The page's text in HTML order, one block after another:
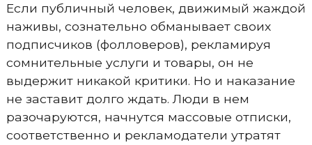
Если публичный человек, движимый жаждой
наживы, сознательно обманывает своих
подписчиков (фолловеров), рекламируя
сомнительные услуги и товары, он не
выдержит никакой критики. Но и наказание
не заставит долго ждать. Люди в нем
разочаруются, начнутся массовые отписки,
соответственно и рекламодатели утратят